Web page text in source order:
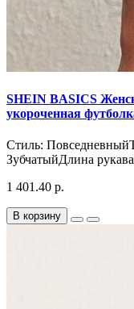
SHEIN BASICS
укороченная
Стиль:
ЗубчатыйДлина
1 401.40 р.
В корзину